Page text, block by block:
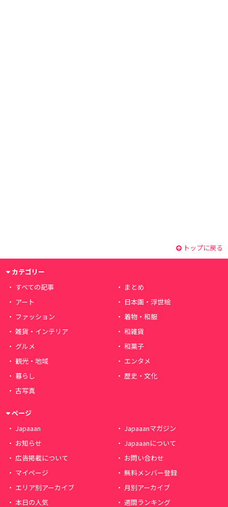
トップに戻る
カテゴリー
すべての記事
まとめ
アート
日本画・浮世絵
ファッション
着物・和服
雑貨・インテリア
和雑貨
グルメ
和菓子
観光・地域
エンタメ
暮らし
歴史・文化
古写真
ページ
Japaaan
Japaaanマガジン
お知らせ
Japaaanについて
広告掲載について
お問い合わせ
マイページ
無料メンバー登録
エリア別アーカイブ
月別アーカイブ
本日の人気
週間ランキング